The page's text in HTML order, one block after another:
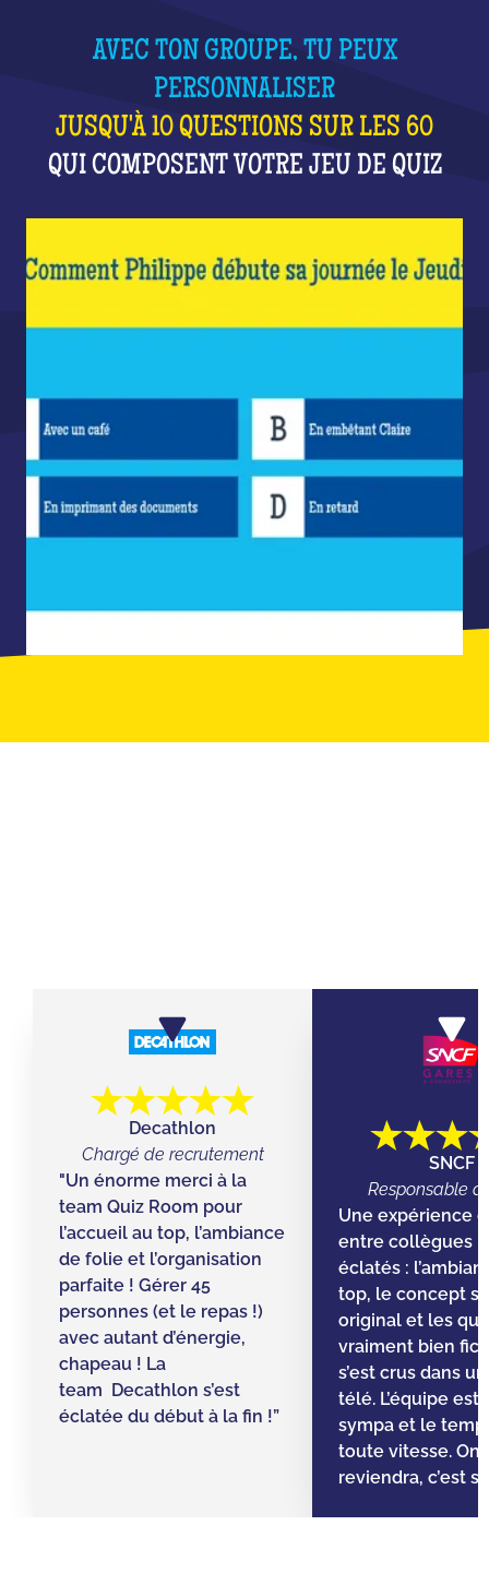
AVEC TON GROUPE, TU PEUX
PERSONNALISER
JUSQU'À 10 QUESTIONS SUR LES 60
QUI COMPOSENT VOTRE JEU DE QUIZ
Decathlon
Chargé de recrutement
"Un énorme merci à la
team Quiz Room pour
l’accueil au top, l’ambiance
de folie et l’organisation
parfaite ! Gérer 45
personnes (et le repas !)
avec autant d’énergie,
chapeau ! La
team Decathlon s’est
éclatée du début à la fin !”
SNCF
Responsable
Une expérience
entre collègues !
éclatés :
top, le concept
original et les
vraiment bien
s’est crus dans
télé. L’équipe est
sympa et le
toute vitesse. On
reviendra, c’est